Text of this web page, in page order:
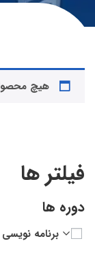
هیچ
فیلتر ها
دوره ها
برنامه نویسی